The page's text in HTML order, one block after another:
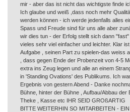
mir - aber das ist nicht das wichtigste finde
Ich glaube und weiß ,dass noch mehr
werden können - ich werde jedenfalls alles
Spass und Freude sind für uns alle aber
wir dies tun - der Erfolg stellt sich dann
vieles sehr viel einfacher und leichter. Klar
Aufgabe , seinen Part zu spielen-das weiss
, dass gegen Ende der Probenzeit von 4-5
extra ins Zeug legen und alle an einem
in 'Standing Ovations' des Publikums. Ich
Ergebnis von gestern Abend - Danke
Bühne, hinter der Bühne , Aufbau/Abbau der
Theke , Kasse etc IHR SEID GROßARTIG
BITTE WEITERHIN SO MITARBEITEN -